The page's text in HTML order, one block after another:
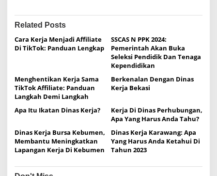
t
n
a
v
g
a
t
o
n
Related Posts
Cara Kerja Menjadi Affiliate
Di TikTok: Panduan Lengkap
SSCAS N PPK 2024:
Pemerintah Akan Buka
Seleksi Pendidik Dan Tenaga
Kependidikan
Menghentikan Kerja Sama
TikTok Affiliate: Panduan
Langkah Demi Langkah
Berkenalan Dengan Dinas
Kerja Bekasi
Apa Itu Ikatan Dinas Kerja?
Kerja Di Dinas Perhubungan,
Apa Yang Harus Anda Tahu?
Dinas Kerja Bursa Kebumen,
Membantu Meningkatkan
Lapangan Kerja Di Kebumen
Dinas Kerja Karawang: Apa
Yang Harus Anda Ketahui Di
Tahun 2023